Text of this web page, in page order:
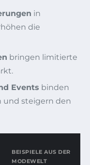
in
die
bringen limitierte
Events binden
und steigern den
BEISPIELE AUS DER
MODEWELT